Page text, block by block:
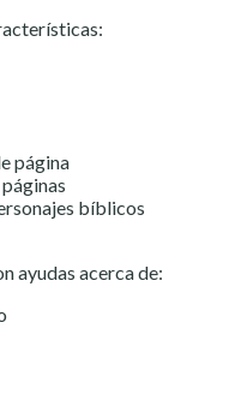
página
bíblicos
ayudas acerca de: